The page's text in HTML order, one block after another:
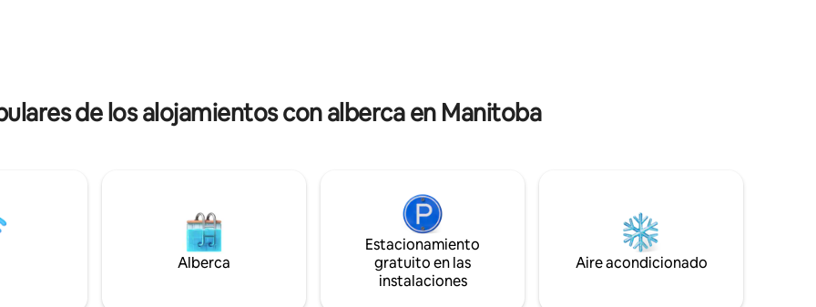
de los alojamientos con alberca en Manitoba
Alberca
Estacionamiento
gratuito en las
instalaciones
Aire acondicionado